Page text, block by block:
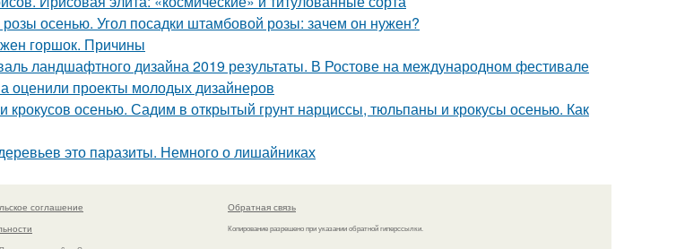
осенью. Угол посадки штамбовой розы: зачем он нужен?
горшок. Причины
ландшафтного дизайна 2019 результаты. В Ростове на международном фестивале
оценили проекты молодых дизайнеров
крокусов осенью. Садим в открытый грунт нарциссы, тюльпаны и крокусы осенью. Как
это паразиты. Немного о лишайниках
соглашение
Обратная связь
Копирование разрешено при указании обратной гиперссылки.